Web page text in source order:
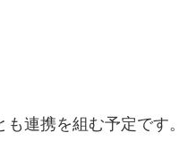
連携を組む予定です。